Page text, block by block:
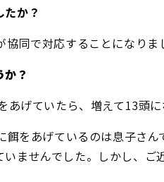
か？
同で対応することになりま
？
げていたら、増えて13頭に
をあげているのは息子さん
ませんでした。しかし、ご